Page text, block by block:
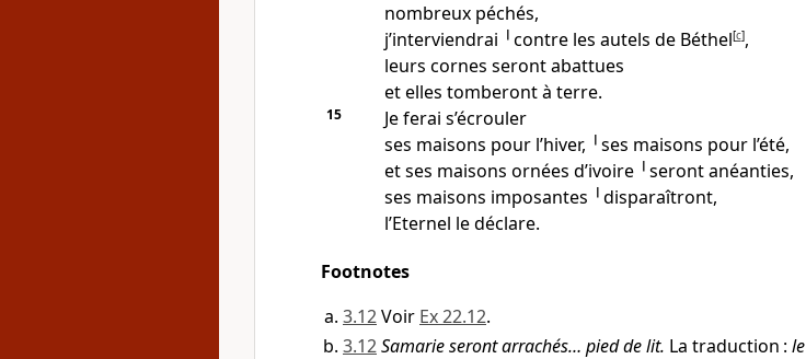
nombreux péchés,
j’interviendrai ╵contre les autels de Béthel[c],
leurs cornes seront abattues
et elles tomberont à terre.
15
Je ferai s’écrouler
ses maisons pour l’hiver, ╵ses maisons pour l’été,
et ses maisons ornées d’ivoire ╵seront anéanties,
ses maisons imposantes ╵disparaîtront,
l’Eternel le déclare.
Footnotes
3.12Voir Ex 22.12.
3.12Samarie seront arrachés… pied de lit. La traduction : le